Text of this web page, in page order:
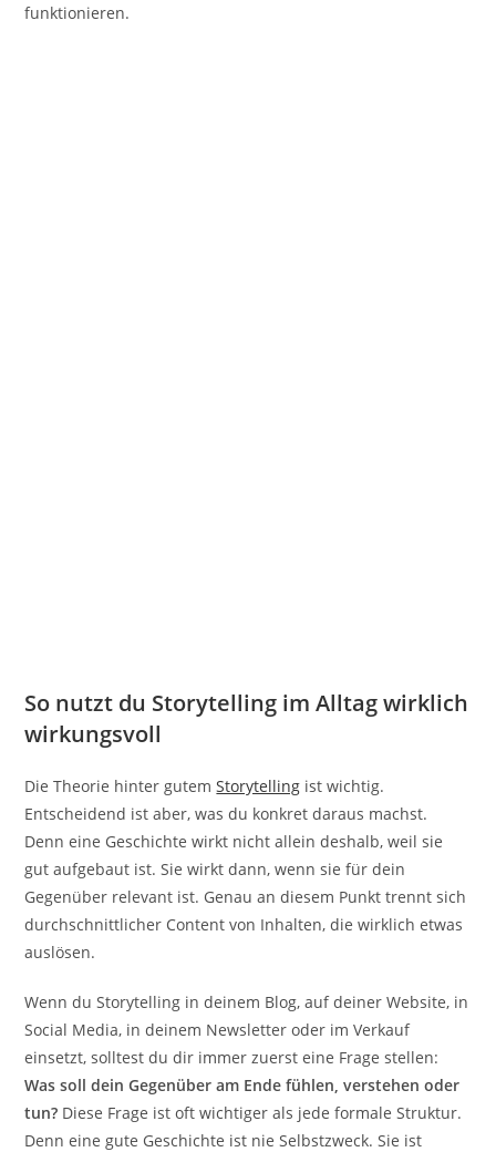
funktionieren.
So nutzt du Storytelling im Alltag wirklich
wirkungsvoll
Die Theorie hinter gutemStorytelling ist wichtig.
Entscheidend ist aber, was du konkret daraus machst.
Denn eine Geschichte wirkt nicht allein deshalb, weil sie
gut aufgebaut ist. Sie wirkt dann, wenn sie für dein
Gegenüber relevant ist. Genau an diesem Punkt trennt sich
durchschnittlicher Content von Inhalten, die wirklich etwas
auslösen.
Wenn du Storytelling in deinem Blog, auf deiner Website, in
Social Media, in deinem Newsletter oder im Verkauf
einsetzt, solltest du dir immer zuerst eine Frage stellen:
Was soll dein Gegenüber am Ende fühlen, verstehen oder
tun? Diese Frage ist oft wichtiger als jede formale Struktur.
Denn eine gute Geschichte ist nie Selbstzweck. Sie ist